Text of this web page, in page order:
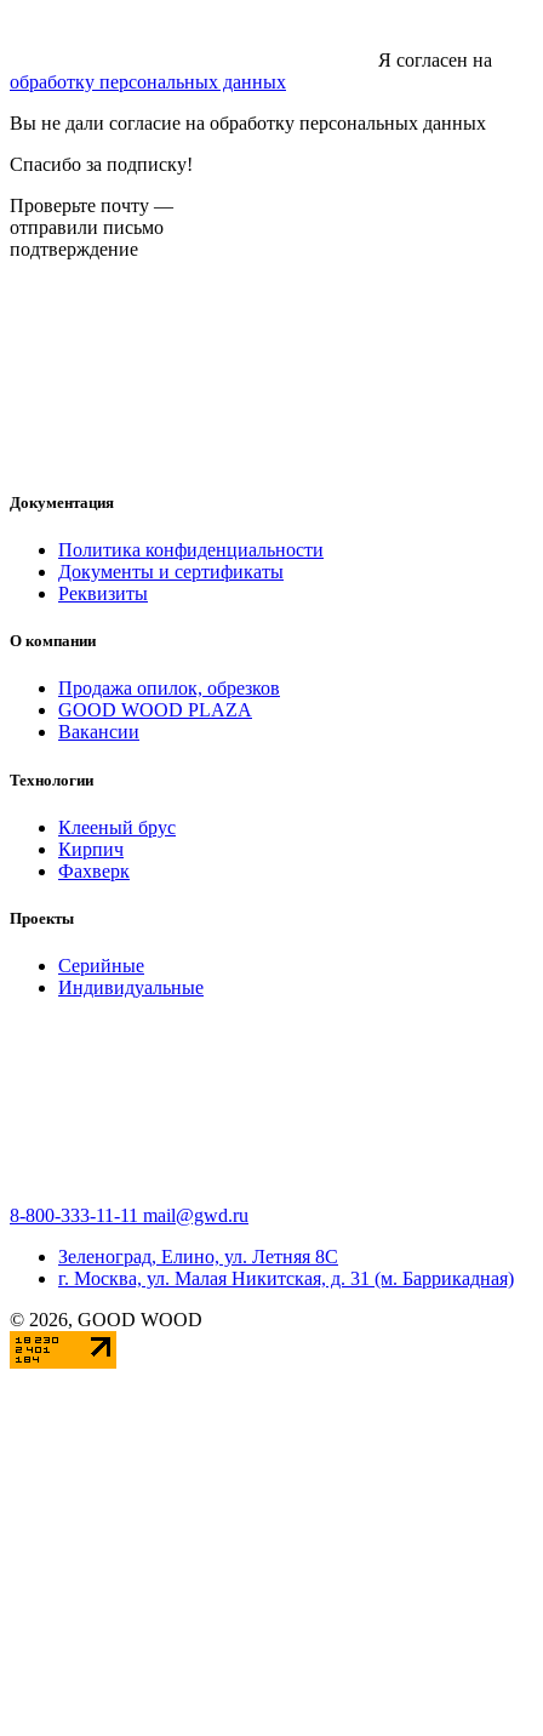
Я согласен на
обработку персональных данных
Вы не дали согласие на обработку персональных данных
Спасибо за подписку!
Проверьте почту —
отправили письмо
подтверждение
Документация
Политика конфиденциальности
Документы и сертификаты
Реквизиты
О компании
Продажа опилок, обрезков
GOOD WOOD PLAZA
Вакансии
Технологии
Клееный брус
Кирпич
Фахверк
Проекты
Серийные
Индивидуальные
8-800-333-11-11 mail@gwd.ru
Зеленоград, Елино, ул. Летняя 8С
г. Москва, ул. Малая Никитская, д. 31 (м. Баррикадная)
© 2026, GOOD WOOD